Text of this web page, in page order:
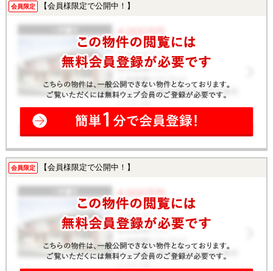
会員限定 【会員様限定で公開中！】
会員限定 【会員様限定で公開中！】